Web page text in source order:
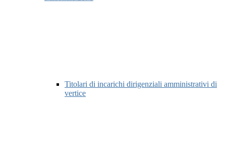
Titolari di incarichi dirigenziali amministrativi di
vertice